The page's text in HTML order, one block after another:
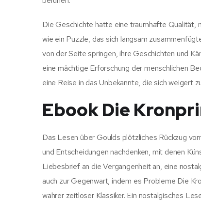
Die Geschichte hatte eine traumhafte Qualität,
wie ein Puzzle, das sich langsam
von der Seite springen, ihre Geschichten und
eine mächtige Erforschung der menschlichen
eine Reise in das Unbekannte, die sich weigert
Ebook Die
Das Lesen über Goulds plötzliches Rückzug
und Entscheidungen nachdenken, mit denen
Liebesbrief an die Vergangenheit an, eine
auch zur Gegenwart, indem es Probleme Die
wahrer zeitloser Klassiker. Ein nostalgisches